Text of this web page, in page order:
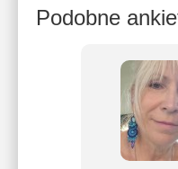
Podobne